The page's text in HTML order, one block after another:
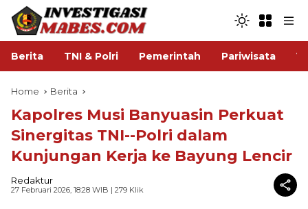
Berita TNI & Polri Pemerintah Pariwisata
Home Berita
Kapolres Musi Banyuasin Perkuat
Sinergitas TNI--Polri dalam
Kunjungan Kerja ke Bayung Lencir
Redaktur
27 Februari 2026, 18:28 WIB | 279 Klik